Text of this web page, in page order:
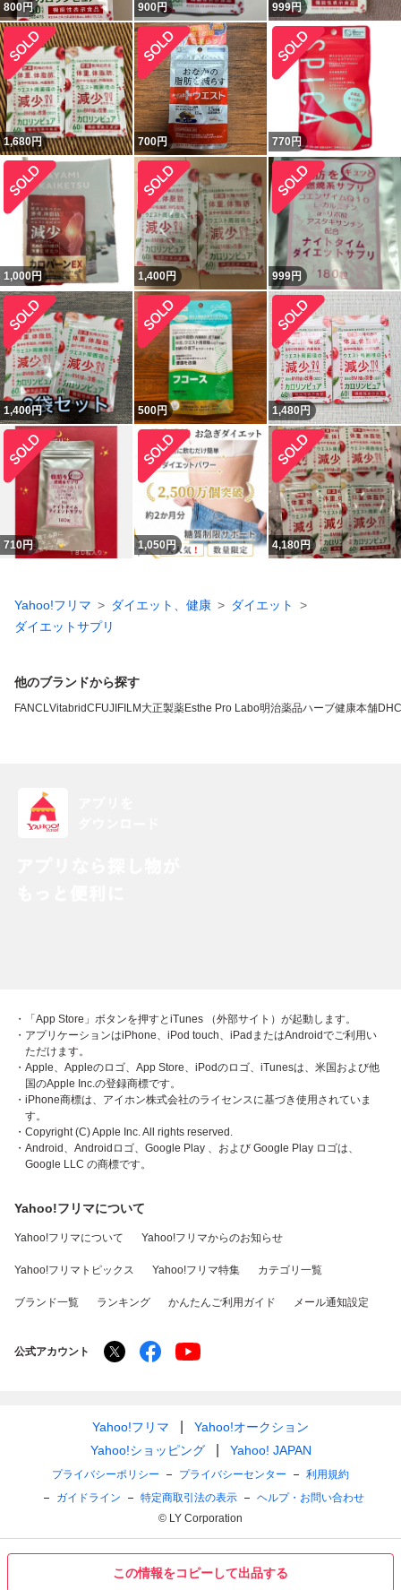
この情報をコピーして出品する
800円 900円 999円
1,680円 700円 770 円
1,000円 1,400円 999円
1,400円 500円 1,480円
710円 1,050円 4,180円
Yahoo!フリマ ダイエット、健康
ダイエット
ダイエットサプリ
他のブランドから探す
FANCLVitabridC FUJIFILM 大正製薬Esthe Pro Labo明治薬品ハーブ健康本舗DHC
・「App Store」ボタンを押すとiTunes （外部サイト）が起動します。
・アプリケーションはiPhone、iPod touch、iPadまたはAndroidでご利用い
ただけます。
・Apple、Appleのロゴ、App Store、iPodのロゴ、iTunesは、米国および他
国のApple Inc.の登録商標です。
・iPhone商標は、アイホン株式会社のライセンスに基づき使用されていま
す。
・Copyright (C) Apple Inc. All rights reserved.
・Android、Androidロゴ、Google Play 、および Google Play ロゴは、
Google LLC の商標です。
Yahoo!フリマについて
Yahoo!フリマについて Yahoo!フリマからのお知らせ
Yahoo!フリマトピックス Yahoo!フリマ特集 カテゴリ一覧
ブランド一覧 ランキング かんたんご利用ガイド メール通知設定
公式アカウント
Yahoo!フリマ
Yahoo!オークション
Yahoo!ショッピング
Yahoo! JAPAN
プライバシーポリシー プライバシーセンター
利用規約
ガイドライン
特定商取引法の表示
ヘルプ・お問い合わせ
© LY Corporation